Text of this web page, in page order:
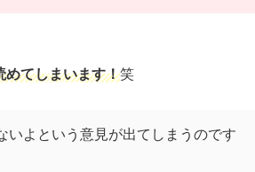
めてしまいます！笑
いよという意見が出てしまうのです